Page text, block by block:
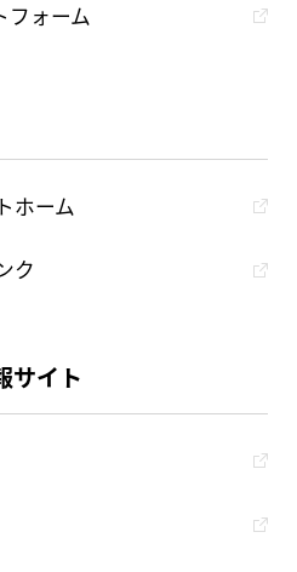
フォーム
ホーム
ク
サイト